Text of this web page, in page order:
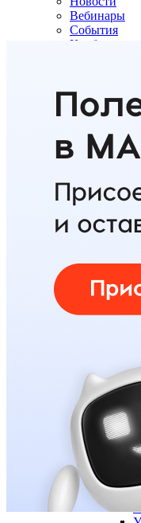
Вебинары
События
Клуб
8 800 333 97 02 Звонок
Продукты
По
Услуги